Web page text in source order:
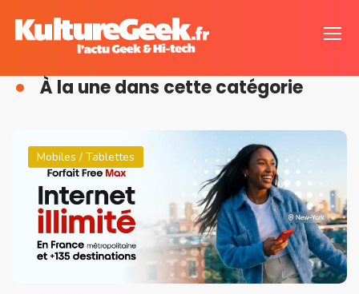
À la une dans cette catégorie
Mobiles / Tablettes